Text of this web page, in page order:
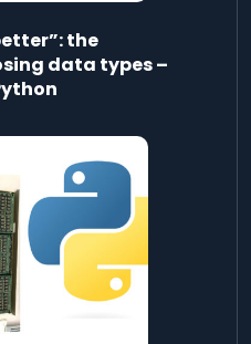
the
data types –